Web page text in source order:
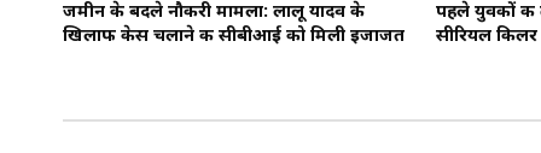
जमीन के बदले नौकरी मामला: लालू यादव के
खिलाफ केस चलाने की सीबीआई को मिली इजाजत
पहले युवकों की
सीरियल